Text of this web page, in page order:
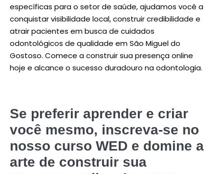
específicas para o setor de saúde, ajudamos você a
conquistar visibilidade local, construir credibilidade e
atrair pacientes em busca de cuidados
odontológicos de qualidade em São Miguel do
Gostoso. Comece a construir sua presença online
hoje e alcance o sucesso duradouro na odontologia.
Se preferir aprender e criar
você mesmo, inscreva-se no
nosso curso WED e domine a
arte de construir sua